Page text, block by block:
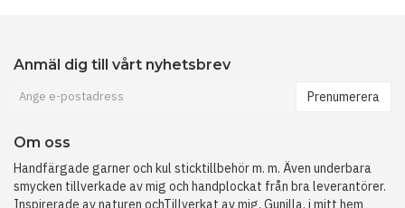
Anmäl dig till vårt nyhetsbrev
Prenumerera
Om oss
Handfärgade garner och kul sticktillbehör m. m. Även underbara
smycken tillverkade av mig och handplockat från bra leverantörer.
Inspirerade av naturen ochTillverkat av mig, Gunilla, i mitt hem